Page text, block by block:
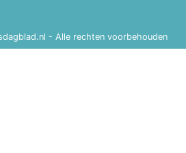
- Alle rechten voorbehouden